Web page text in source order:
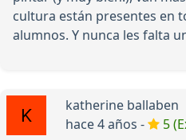
cultura están presentes en
alumnos. Y nunca les falta
katherine ballaben
hace 4 años -
5